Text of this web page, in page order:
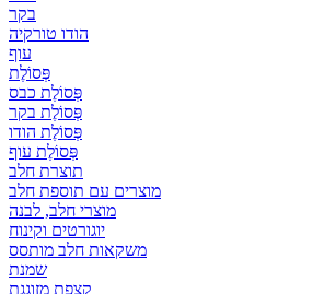
בקר
הודו טורקיה
עוף
פְּסוֹלֶת
פְּסוֹלֶת כבס
פְּסוֹלֶת בקר
פְּסוֹלֶת הודו
פְּסוֹלֶת עוף
תוצרת חלב
מוצרים עם תוספת חלב
מוצרי חלב, לבנה
יוגורטים וקינוח
משקאות חלב מותסס
שמנת
קצפת מזוגגת